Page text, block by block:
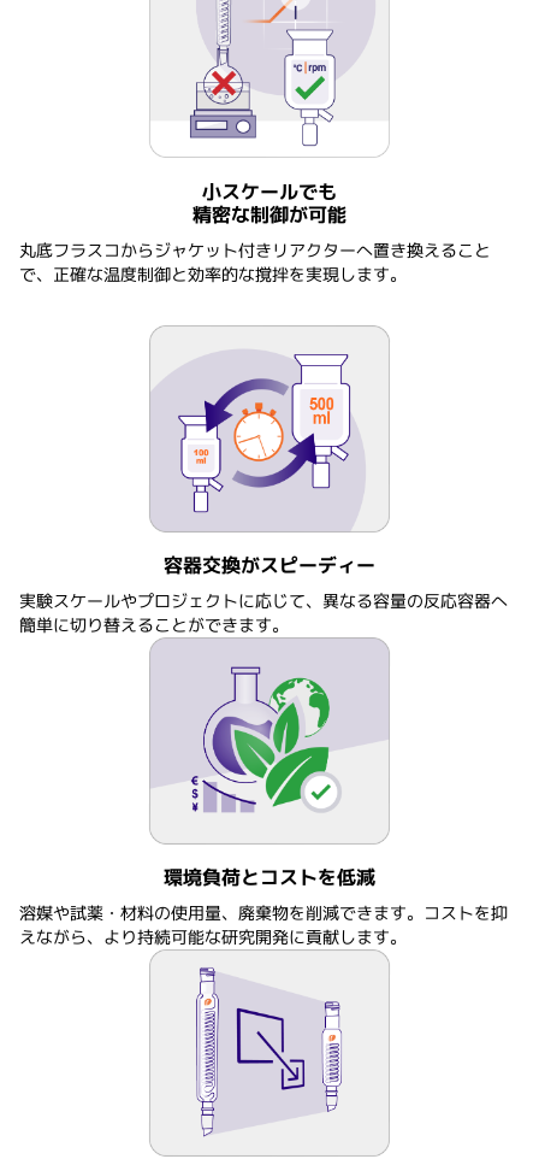
小スケールでも
精密な制御が可能
丸底フラスコからジャケット付きリアクターへ置き換えること
で、正確な温度制御と効率的な撹拌を実現します。
容器交換がスピーディー
実験スケールやプロジェクトに応じて、異なる容量の反応容器へ
簡単に切り替えることができます。
環境負荷とコストを低減
溶媒や試薬・材料の使用量、廃棄物を削減できます。コストを抑
えながら、より持続可能な研究開発に貢献します。